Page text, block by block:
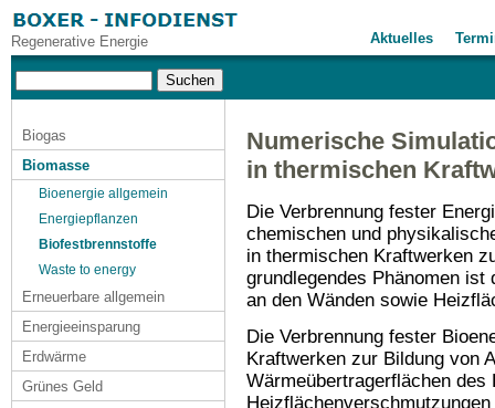
Regenerative Energie Aktuelles
Biogas
Biomasse
Bioenergie allgemein
Energiepflanzen
Biofestbrennstoffe
Waste to energy
Erneuerbare allgemein
Energieeinsparung
Erdwärme
Grünes Geld
Numerische
in thermischen
Die Verbrennung fester
chemischen und
in thermischen Kraftwerken
grundlegendes Phänomen ist
an den Wänden sowie
Die Verbrennung fester
Kraftwerken zur Bildung von
Wärmeübertragerflächen